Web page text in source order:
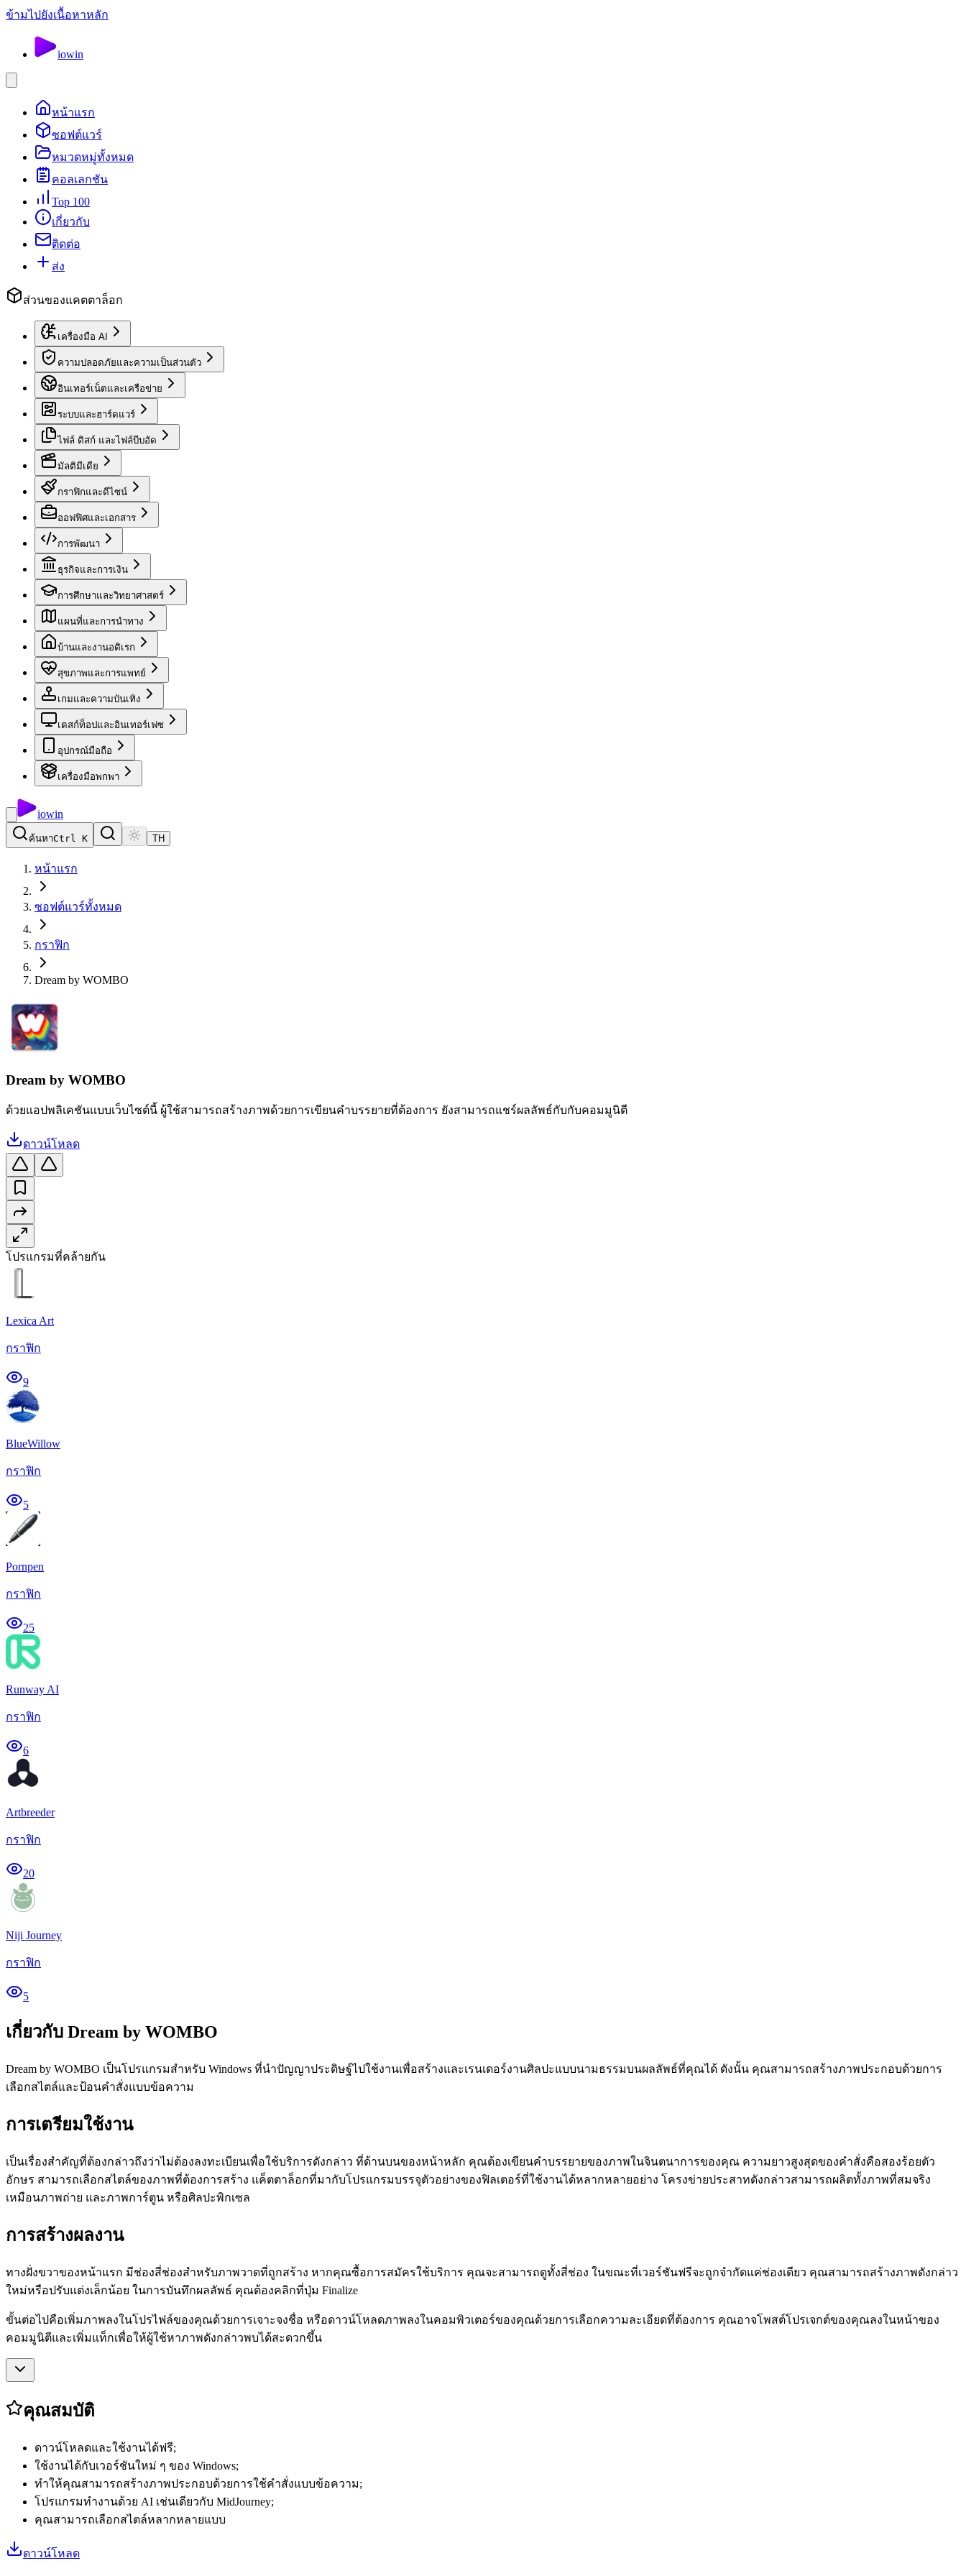
ข้ามไปยังเนื้อหาหลัก
iowin
หน้าแรก
ซอฟต์แวร์
หมวดหมู่ทั้งหมด
คอลเลกชัน
Top 100
เกี่ยวกับ
ติดต่อ
ส่ง
ส่วนของแคตตาล็อก
เครื่องมือ AI
ความปลอดภัยและความเป็นส่วนตัว
อินเทอร์เน็ตและเครือข่าย
ระบบและฮาร์ดแวร์
ไฟล์ ดิสก์ และไฟล์บีบอัด
มัลติมีเดีย
กราฟิกและดีไซน์
ออฟฟิศและเอกสาร
การพัฒนา
ธุรกิจและการเงิน
การศึกษาและวิทยาศาสตร์
แผนที่และการนำทาง
บ้านและงานอดิเรก
สุขภาพและการแพทย์
เกมและความบันเทิง
เดสก์ท็อปและอินเทอร์เฟซ
อุปกรณ์มือถือ
เครื่องมือพกพา
iowin
ค้นหาCtrl K TH
หน้าแรก
ซอฟต์แวร์ทั้งหมด
กราฟิก
Dream by WOMBO
Dream by WOMBO
ด้วยแอปพลิเคชันแบบเว็บไซต์นี้ ผู้ใช้สามารถสร้างภาพด้วยการเขียนคำบรรยายที่ต้องการ ยังสามารถแชร์ผลลัพธ์กับกับคอมมูนิตี
ดาวน์โหลด
โปรแกรมที่คล้ายกัน
Lexica Art
กราฟิก
9
BlueWillow
กราฟิก
5
Pornpen
กราฟิก
25
Runway AI
กราฟิก
6
Artbreeder
กราฟิก
20
Niji Journey
กราฟิก
5
เกี่ยวกับ Dream by WOMBO
Dream by WOMBO เป็นโปรแกรมสำหรับ Windows ที่นำปัญญาประดิษฐ์ไปใช้งานเพื่อสร้างและเรนเดอร์งานศิลปะแบบนามธรรมบนผลลัพธ์ที่คุณได้ ดังนั้น คุณสามารถสร้างภาพประกอบด้วยการ
เลือกสไตล์และป้อนคำสั่งแบบข้อความ
การเตรียมใช้งาน
เป็นเรื่องสำคัญที่ต้องกล่าวถึงว่าไม่ต้องลงทะเบียนเพื่อใช้บริการดังกล่าว ที่ด้านบนของหน้าหลัก คุณต้องเขียนคำบรรยายของภาพในจินตนาการของคุณ ความยาวสูงสุดของคำสั่งคือสองร้อยตัว
อักษร สามารถเลือกสไตล์ของภาพที่ต้องการสร้าง แค็ตตาล็อกที่มากับโปรแกรมบรรจุตัวอย่างของฟิลเตอร์ที่ใช้งานได้หลากหลายอย่าง โครงข่ายประสาทดังกล่าวสามารถผลิตทั้งภาพที่สมจริง
เหมือนภาพถ่าย และภาพการ์ตูน หรือศิลปะพิกเซล
การสร้างผลงาน
ทางฝั่งขวาของหน้าแรก มีช่องสี่ช่องสำหรับภาพวาดที่ถูกสร้าง หากคุณซื้อการสมัครใช้บริการ คุณจะสามารถดูทั้งสี่ช่อง ในขณะที่เวอร์ชันฟรีจะถูกจำกัดแค่ช่องเดียว คุณสามารถสร้างภาพดังกล่าว
ใหม่หรือปรับแต่งเล็กน้อย ในการบันทึกผลลัพธ์ คุณต้องคลิกที่ปุ่ม Finalize
ขั้นต่อไปคือเพิ่มภาพลงในโปรไฟล์ของคุณด้วยการเจาะจงชื่อ หรือดาวน์โหลดภาพลงในคอมพิวเตอร์ของคุณด้วยการเลือกความละเอียดที่ต้องการ คุณอาจโพสต์โปรเจกต์ของคุณลงในหน้าของ
คอมมูนิตีและเพิ่มแท็กเพื่อให้ผู้ใช้หาภาพดังกล่าวพบได้สะดวกขึ้น
คุณสมบัติ
ดาวน์โหลดและใช้งานได้ฟรี;
ใช้งานได้กับเวอร์ชันใหม่ ๆ ของ Windows;
ทำให้คุณสามารถสร้างภาพประกอบด้วยการใช้คำสั่งแบบข้อความ;
โปรแกรมทำงานด้วย AI เช่นเดียวกับ MidJourney;
คุณสามารถเลือกสไตล์หลากหลายแบบ
ดาวน์โหลด